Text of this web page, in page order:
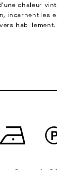
chaleur
incarnent les
habillement.